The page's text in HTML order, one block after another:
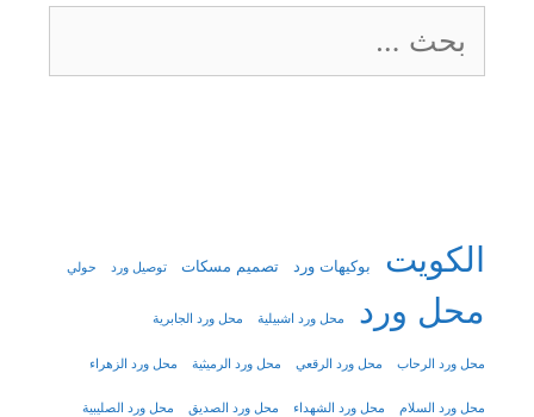
عن:
الكويت بوكيهات ورد تصميم مسكات توصيل ورد حولي
محل ورد محل ورد اشبيلية محل ورد الجابرية
محل ورد الرحاب محل ورد الرقعي محل ورد الرميثية محل ورد الزهراء
محل ورد السلام محل ورد الشهداء محل ورد الصديق محل ورد الصليبية